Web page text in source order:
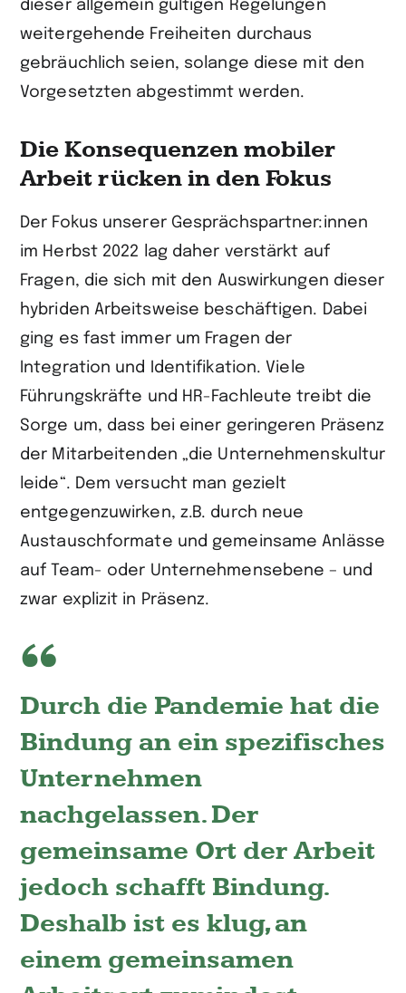
dieser allgemein gültigen Regelungen
weitergehende Freiheiten durchaus
gebräuchlich seien, solange diese mit den
Vorgesetzten abgestimmt werden.
Die Konsequenzen mobiler
Arbeit rücken in den Fokus
Der Fokus unserer Gesprächspartner:innen
im Herbst 2022 lag daher verstärkt auf
Fragen, die sich mit den Auswirkungen dieser
hybriden Arbeitsweise beschäftigen. Dabei
ging es fast immer um Fragen der
Integration und Identifikation. Viele
Führungskräfte und HR-Fachleute treibt die
Sorge um, dass bei einer geringeren Präsenz
der Mitarbeitenden „die Unternehmenskultur
leide“. Dem versucht man gezielt
entgegenzuwirken, z.B. durch neue
Austausch­formate und gemeinsame Anlässe
auf Team- oder Unternehmensebene – und
zwar explizit in Präsenz.
Durch die Pandemie hat die
Bindung an ein spezifisches
Unternehmen
nachgelassen. Der
gemeinsame Ort der Arbeit
jedoch schafft Bindung.
Deshalb ist es klug, an
einem gemeinsamen